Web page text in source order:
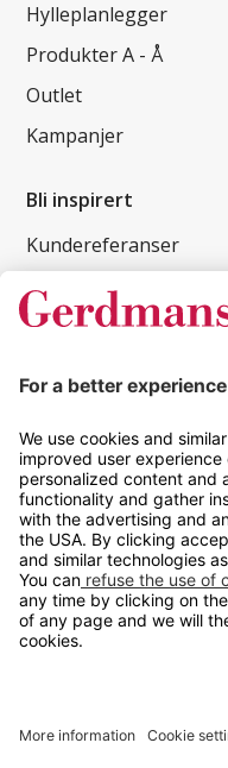
Hylleplanlegger
Produkter A - Å
Outlet
Kampanjer
Bli inspirert
Kundereferanser
Magasin
Tips og guider
Kontakt
info@gerdmans.no
67 80 56 20
Åpningstid
Hverdager 08:00-16:00